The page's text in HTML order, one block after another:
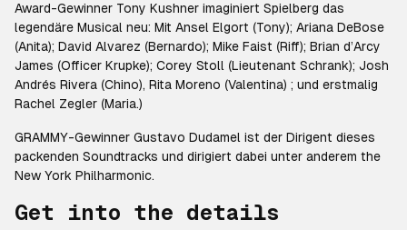
Award-Gewinner Tony Kushner imaginiert Spielberg das
legendäre Musical neu: Mit Ansel Elgort (Tony); Ariana DeBose
(Anita); David Alvarez (Bernardo); Mike Faist (Riff); Brian d’Arcy
James (Officer Krupke); Corey Stoll (Lieutenant Schrank); Josh
Andrés Rivera (Chino), Rita Moreno (Valentina) ; und erstmalig
Rachel Zegler (Maria.)
GRAMMY-Gewinner Gustavo Dudamel ist der Dirigent dieses
packenden Soundtracks und dirigiert dabei unter anderem the
New York Philharmonic.
Get into the details